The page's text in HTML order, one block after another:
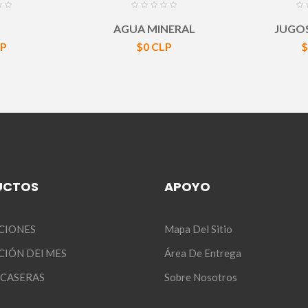
AGUA MINERAL
Precio
$0 CLP
DEl MES
APOYO
Mapa Del Sitio
Área De Entrega
Sobre Nosotros